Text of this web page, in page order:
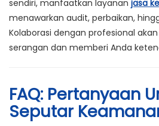
sendiri, manfaatkan layanan jasa
menawarkan audit, perbaikan,
Kolaborasi dengan profesional
serangan dan memberi Anda
FAQ: Pertanyaan
Seputar